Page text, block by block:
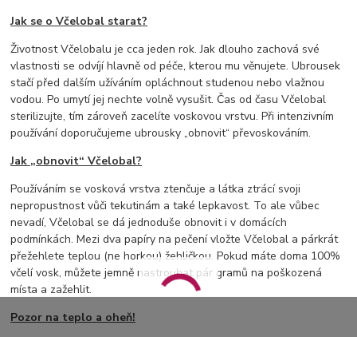
Jak se o Včelobal starat?
Životnost Včelobalu je cca jeden rok. Jak dlouho zachová své
vlastnosti se odvíjí hlavně od péče, kterou mu věnujete. Ubrousek
stačí před dalším užíváním opláchnout studenou nebo vlažnou
vodou. Po umytí jej nechte volně vysušit. Čas od času Včelobal
sterilizujte, tím zároveň zacelíte voskovou vrstvu. Při intenzivním
používání doporučujeme ubrousky „obnovit“ převoskováním.
Jak „obnovit“ Včelobal?
Používáním se vosková vrstva ztenčuje a látka ztrácí svoji
nepropustnost vůči tekutinám a také lepkavost. To ale vůbec
nevadí, Včelobal se dá jednoduše obnovit i v domácích
podmínkách. Mezi dva papíry na pečení vložte Včelobal a párkrát
přežehlete teplou (ne horkou) žehličkou. Pokud máte doma 100%
včelí vosk, můžete jemně nastrouhat pár gramů na poškozená
místa a zažehlit.
Pozor na teplo a oheň!